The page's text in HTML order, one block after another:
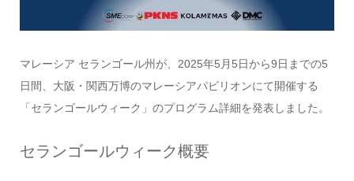
マレーシア セランゴール州が、2025年5月5日から9日までの5
日間、大阪・関西万博のマレーシアパビリオンにて開催する
「セランゴールウィーク」のプログラム詳細を発表しました。
セランゴールウィーク概要